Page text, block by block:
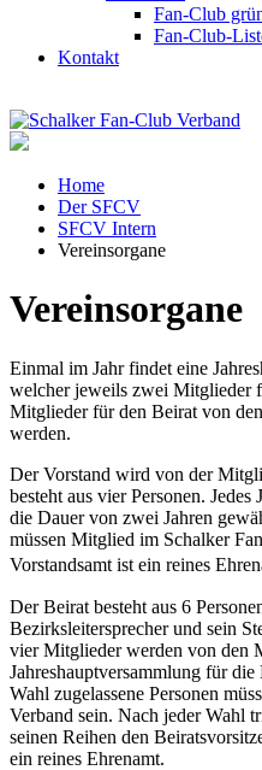
Fan-Club
Fan-Club-
Kontakt
Home
Der SFCV
SFCV Intern
Vereinsorgane
Vereinsorgane
Einmal im Jahr findet eine
welcher jeweils zwei Mitglieder
Mitglieder für den Beirat von
werden.
Der Vorstand wird von der
besteht aus vier Personen.
die Dauer von zwei Jahren
müssen Mitglied im Schalker
Vorstandsamt ist ein reines
Der Beirat besteht aus 6
Bezirksleitersprecher und sein
vier Mitglieder werden von den
Jahreshauptversammlung für
Wahl zugelassene Personen
Verband sein. Nach jeder Wahl
seinen Reihen den
ein reines Ehrenamt.